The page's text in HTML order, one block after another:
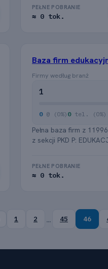
PEŁNE POBRANIE
≈ 0 tok.
Baza firm
Firmy według branż
1
0 @ (0%) 0 tel. (0%)
Pełna baza firm z
z sekcji PKD P:
PEŁNE POBRANIE
≈ 0 tok.
1 2 … 45 46